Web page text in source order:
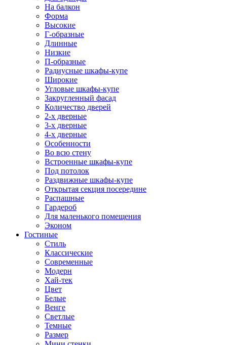
На балкон
Форма
Высокие
Г-образные
Длинные
Низкие
П-образные
Радиусные шкафы-купе
Широкие
Угловые шкафы-купе
Закругленный фасад
Количество дверей
2-х дверные
3-х дверные
4-х дверные
Особенности
Во всю стену
Встроенные шкафы-купе
Под потолок
Раздвижные шкафы-купе
Открытая секция посередине
Распашные
Гардероб
Для маленького помещения
Эконом
Гостиные
Стиль
Классические
Современные
Модерн
Хай-тек
Цвет
Белые
Венге
Светлые
Темные
Размер